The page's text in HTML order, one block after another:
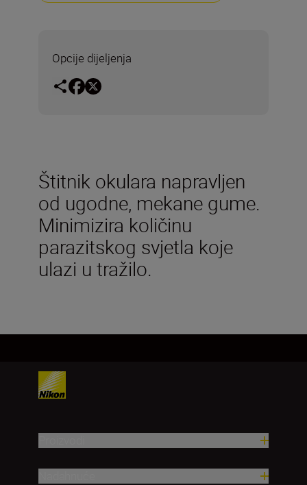
Opcije dijeljenja
Štitnik okulara napravljen
od ugodne, mekane gume.
Minimizira količinu
parazitskog svjetla koje
ulazi u tražilo.